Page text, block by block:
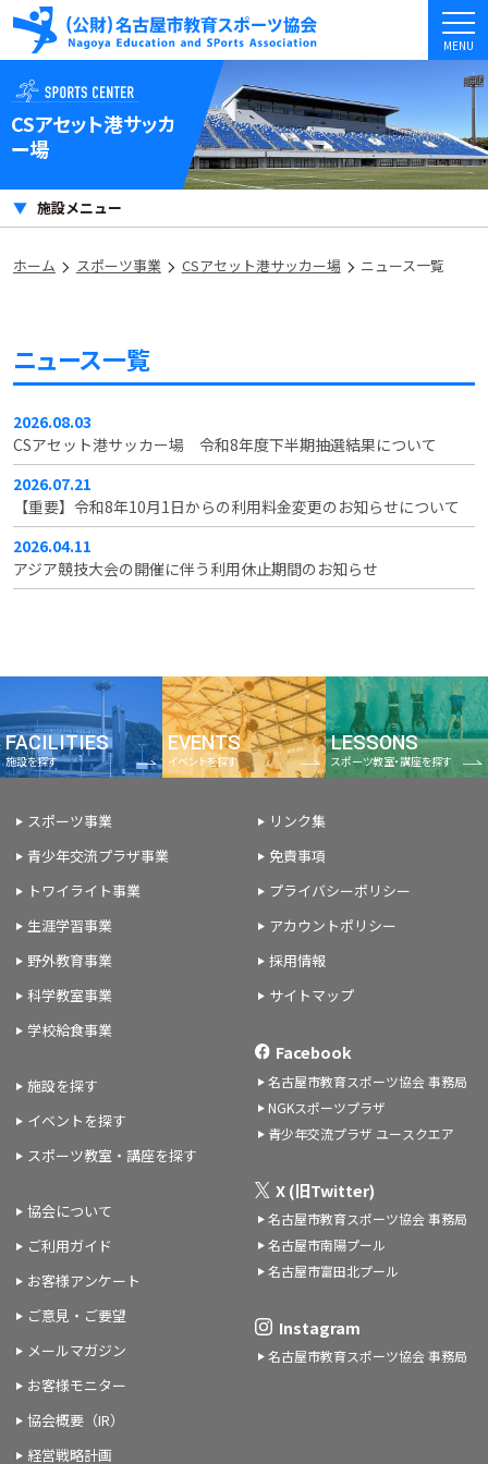
MENU
CSアセット港サッカ
ー場
施設メニュー
ホーム スポーツ事業 CSアセット港サッカー場 ニュース一覧
ニュース一覧
2026.08.03
CSアセット港サッカー場 令和8年度下半期抽選結果について
2026.07.21
【重要】令和8年10月1日からの利用料金変更のお知らせについて
2026.04.11
アジア競技大会の開催に伴う利用休止期間のお知らせ
FACILITIES
施設を探す
EVENTS
イベントを探す
LESSONS
スポーツ教室・講座を探す
スポーツ事業
青少年交流プラザ事業
トワイライト事業
生涯学習事業
野外教育事業
科学教室事業
学校給食事業
施設を探す
イベントを探す
スポーツ教室・講座を探す
協会について
ご利用ガイド
お客様アンケート
ご意見・ご要望
メールマガジン
お客様モニター
協会概要（IR）
経営戦略計画
リンク集
免責事項
プライバシーポリシー
アカウントポリシー
採用情報
サイトマップ
Facebook
名古屋市教育スポーツ協会 事務局
NGKスポーツプラザ
青少年交流プラザ ユースクエア
X (旧Twitter)
名古屋市教育スポーツ協会 事務局
名古屋市南陽プール
名古屋市富田北プール
Instagram
名古屋市教育スポーツ協会 事務局